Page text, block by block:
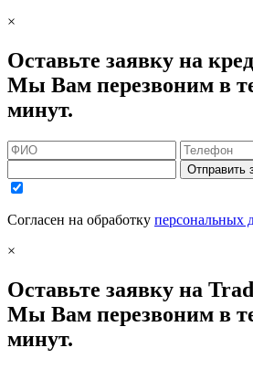
×
Оставьте заявку на
Мы Вам перезвоним в
минут.
Отправить
Согласен на обработку персональных
×
Оставьте заявку на
Мы Вам перезвоним в
минут.